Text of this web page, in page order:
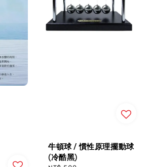
牛頓球 / 慣性原理擺動球
(冷酷黑)